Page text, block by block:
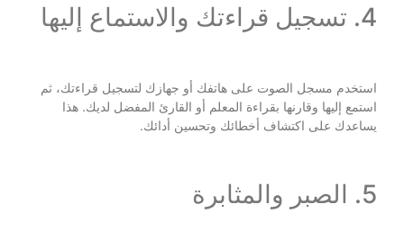
4. تسجيل قراءتك والاستماع إليها
استخدم مسجل الصوت على هاتفك أو جهازك لتسجيل قراءتك، ثم
استمع إليها وقارنها بقراءة المعلم أو القارئ المفضل لديك. هذا
يساعدك على اكتشاف أخطائك وتحسين أدائك.
5. الصبر والمثابرة